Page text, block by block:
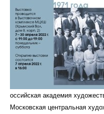
оссийская академия
Московская центральная